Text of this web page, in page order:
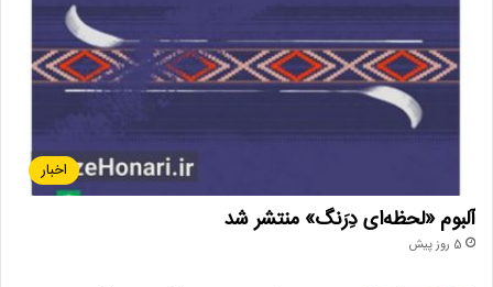
اخبار
آلبوم «لحظه‌ای دِرَنگ» منتشر شد
5 روز پیش